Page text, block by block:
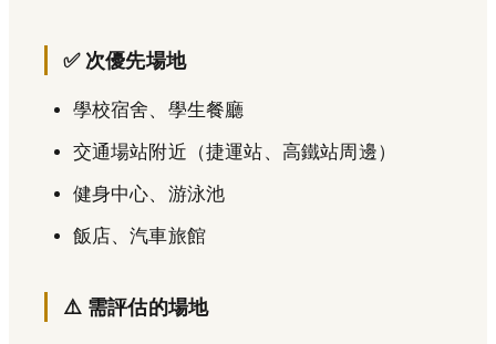
✅ 次優先場地
學校宿舍、學生餐廳
交通場站附近（捷運站、高鐵站周邊）
健身中心、游泳池
飯店、汽車旅館
⚠️ 需評估的場地